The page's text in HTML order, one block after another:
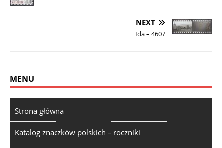
NEXT
Ida – 4607
MENU
Strona główna
Katalog znaczków polskich – roczniki